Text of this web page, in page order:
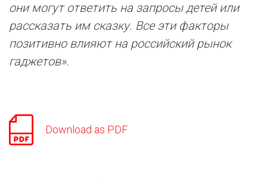
они могут ответить на запросы детей или
рассказать им сказку. Все эти факторы
позитивно влияют на российский рынок
гаджетов».
Download as PDF